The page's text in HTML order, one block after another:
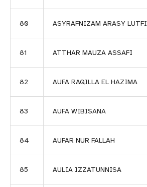
80 ASYRAFNIZAM ARASY LUTFI
81 ATTHAR MAUZA ASSAFI
82 AUFA RAQILLA EL HAZIMA
83 AUFA WIBISANA
84 AUFAR NUR FALLAH
85 AULIA IZZATUNNISA